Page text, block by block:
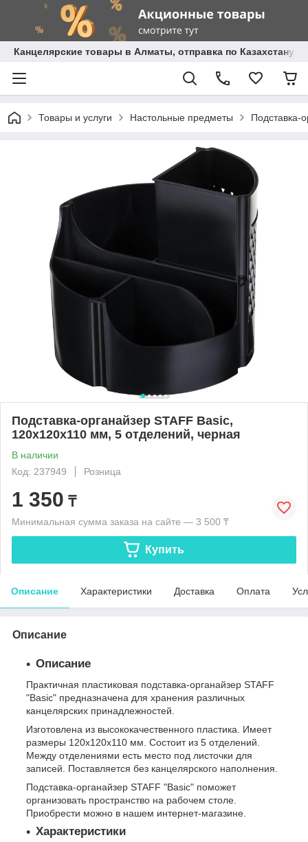
Канцелярские товары в Алматы, отправка по Казахстану.
Товары и услуги Настольные предметы Подставка-
Подставка-органайзер STAFF Basic,
120х120х110 мм, 5 отделений, черная
В наличии
Код: 237949
Розница
1 350 ₸
Минимальная сумма заказа на сайте — 3 500 ₸
Купить
Описание Характеристики Доставка Оплата
Описание
Описание
Практичная пластиковая подставка-органайзер STAFF
"Basic" предназначена для хранения различных
канцелярских принадлежностей.
Изготовлена из высококачественного пластика. Имеет
размеры 120х120х110 мм. Состоит из 5 отделений.
Между отделениями есть место под листочки для
записей. Поставляется без канцелярского наполнения.
Подставка-органайзер STAFF "Basic" поможет
организовать пространство на рабочем столе.
Приобрести можно в нашем интернет-магазине.
Характеристики